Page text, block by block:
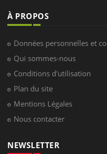
À PROPOS
Données personnelles et
Qui sommes-nous
Conditions d'utilisation
Plan du site
Mentions Légales
Nous contacter
NEWSLETTER